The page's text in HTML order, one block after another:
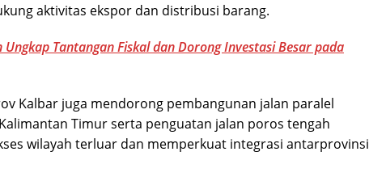
aktivitas ekspor dan distribusi barang.
Tantangan Fiskal dan Dorong Investasi Besar pada
Kalbar juga mendorong pembangunan jalan paralel
Timur serta penguatan jalan poros tengah
wilayah terluar dan memperkuat integrasi antarprovinsi